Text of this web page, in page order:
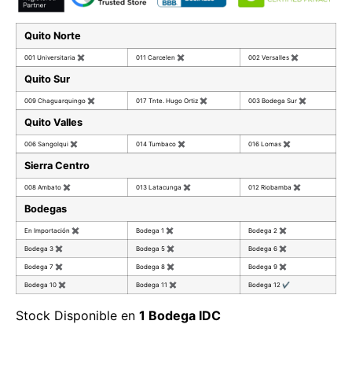
Quito Norte
001 Universitaria ✖ 011 Carcelen ✖ 002 Versalles ✖
Quito Sur
009 Chaguarquingo ✖ 017 Tnte. Hugo Ortiz ✖ 003 Bodega Sur ✖
Quito Valles
006 Sangolqui ✖ 014 Tumbaco ✖ 016 Lomas ✖
Sierra Centro
008 Ambato ✖ 013 Latacunga ✖ 012 Riobamba ✖
Bodegas
En Importación ✖ Bodega 1 ✖ Bodega 2 ✖
Bodega 3 ✖ Bodega 5 ✖ Bodega 6 ✖
Bodega 7 ✖ Bodega 8 ✖ Bodega 9 ✖
Bodega 10 ✖ Bodega 11 ✖ Bodega 12 ✔
Stock Disponible en 1 Bodega IDC